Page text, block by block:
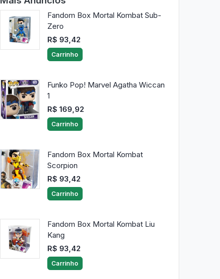
Fandom Box Mortal Kombat Sub-
Zero
R$ 93,42
Carrinho
Funko Pop! Marvel Agatha Wiccan
1
R$ 169,92
Carrinho
Fandom Box Mortal Kombat
Scorpion
R$ 93,42
Carrinho
Fandom Box Mortal Kombat Liu
Kang
R$ 93,42
Carrinho